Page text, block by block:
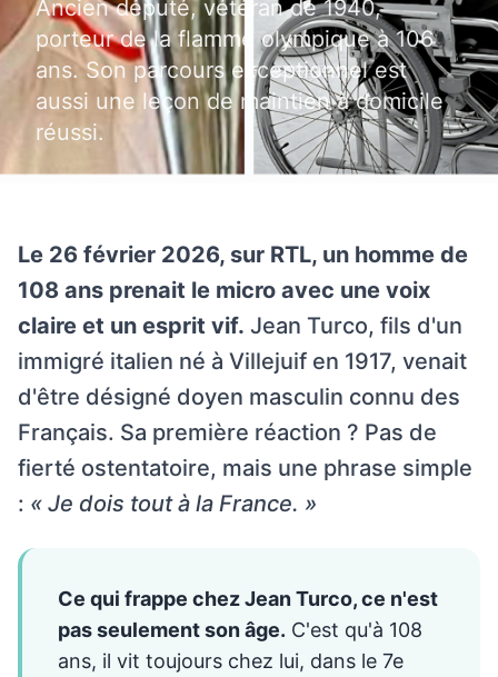
Ancien député, vétéran de 1940,
porteur de la flamme olympique à 106
ans. Son parcours exceptionnel est
aussi une leçon de maintien à domicile
réussi.
Le 26 février 2026, sur RTL, un homme de
108 ans prenait le micro avec une voix
claire et un esprit vif. Jean Turco, fils d'un
immigré italien né à Villejuif en 1917, venait
d'être désigné doyen masculin connu des
Français. Sa première réaction ? Pas de
fierté ostentatoire, mais une phrase simple
: « Je dois tout à la France. »
Ce qui frappe chez Jean Turco, ce n'est
pas seulement son âge. C'est qu'à 108
ans, il vit toujours chez lui, dans le 7e